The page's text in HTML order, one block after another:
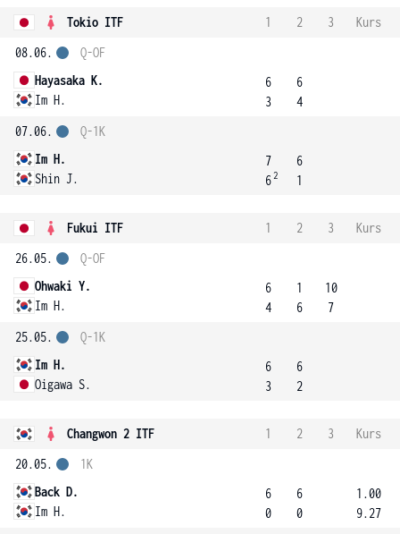
Tokio ITF 1 2 3
Kurs
08.06.
Hayasaka K.
Im H.
Q-OF
6
3
6
4
07.06.
Im H.
Shin J.
Q-1K
7
62
6
1
Fukui ITF 1 2 3
Kurs
26.05.
Ohwaki Y.
Im H.
Q-OF
6
4
1
6
10
7
25.05.
Im H.
Oigawa S.
Q-1K
6
3
6
2
Changwon 2 ITF 1 2 3
Kurs
20.05.
Back D.
Im H.
1K
6
0
6
0
1.00
9.27